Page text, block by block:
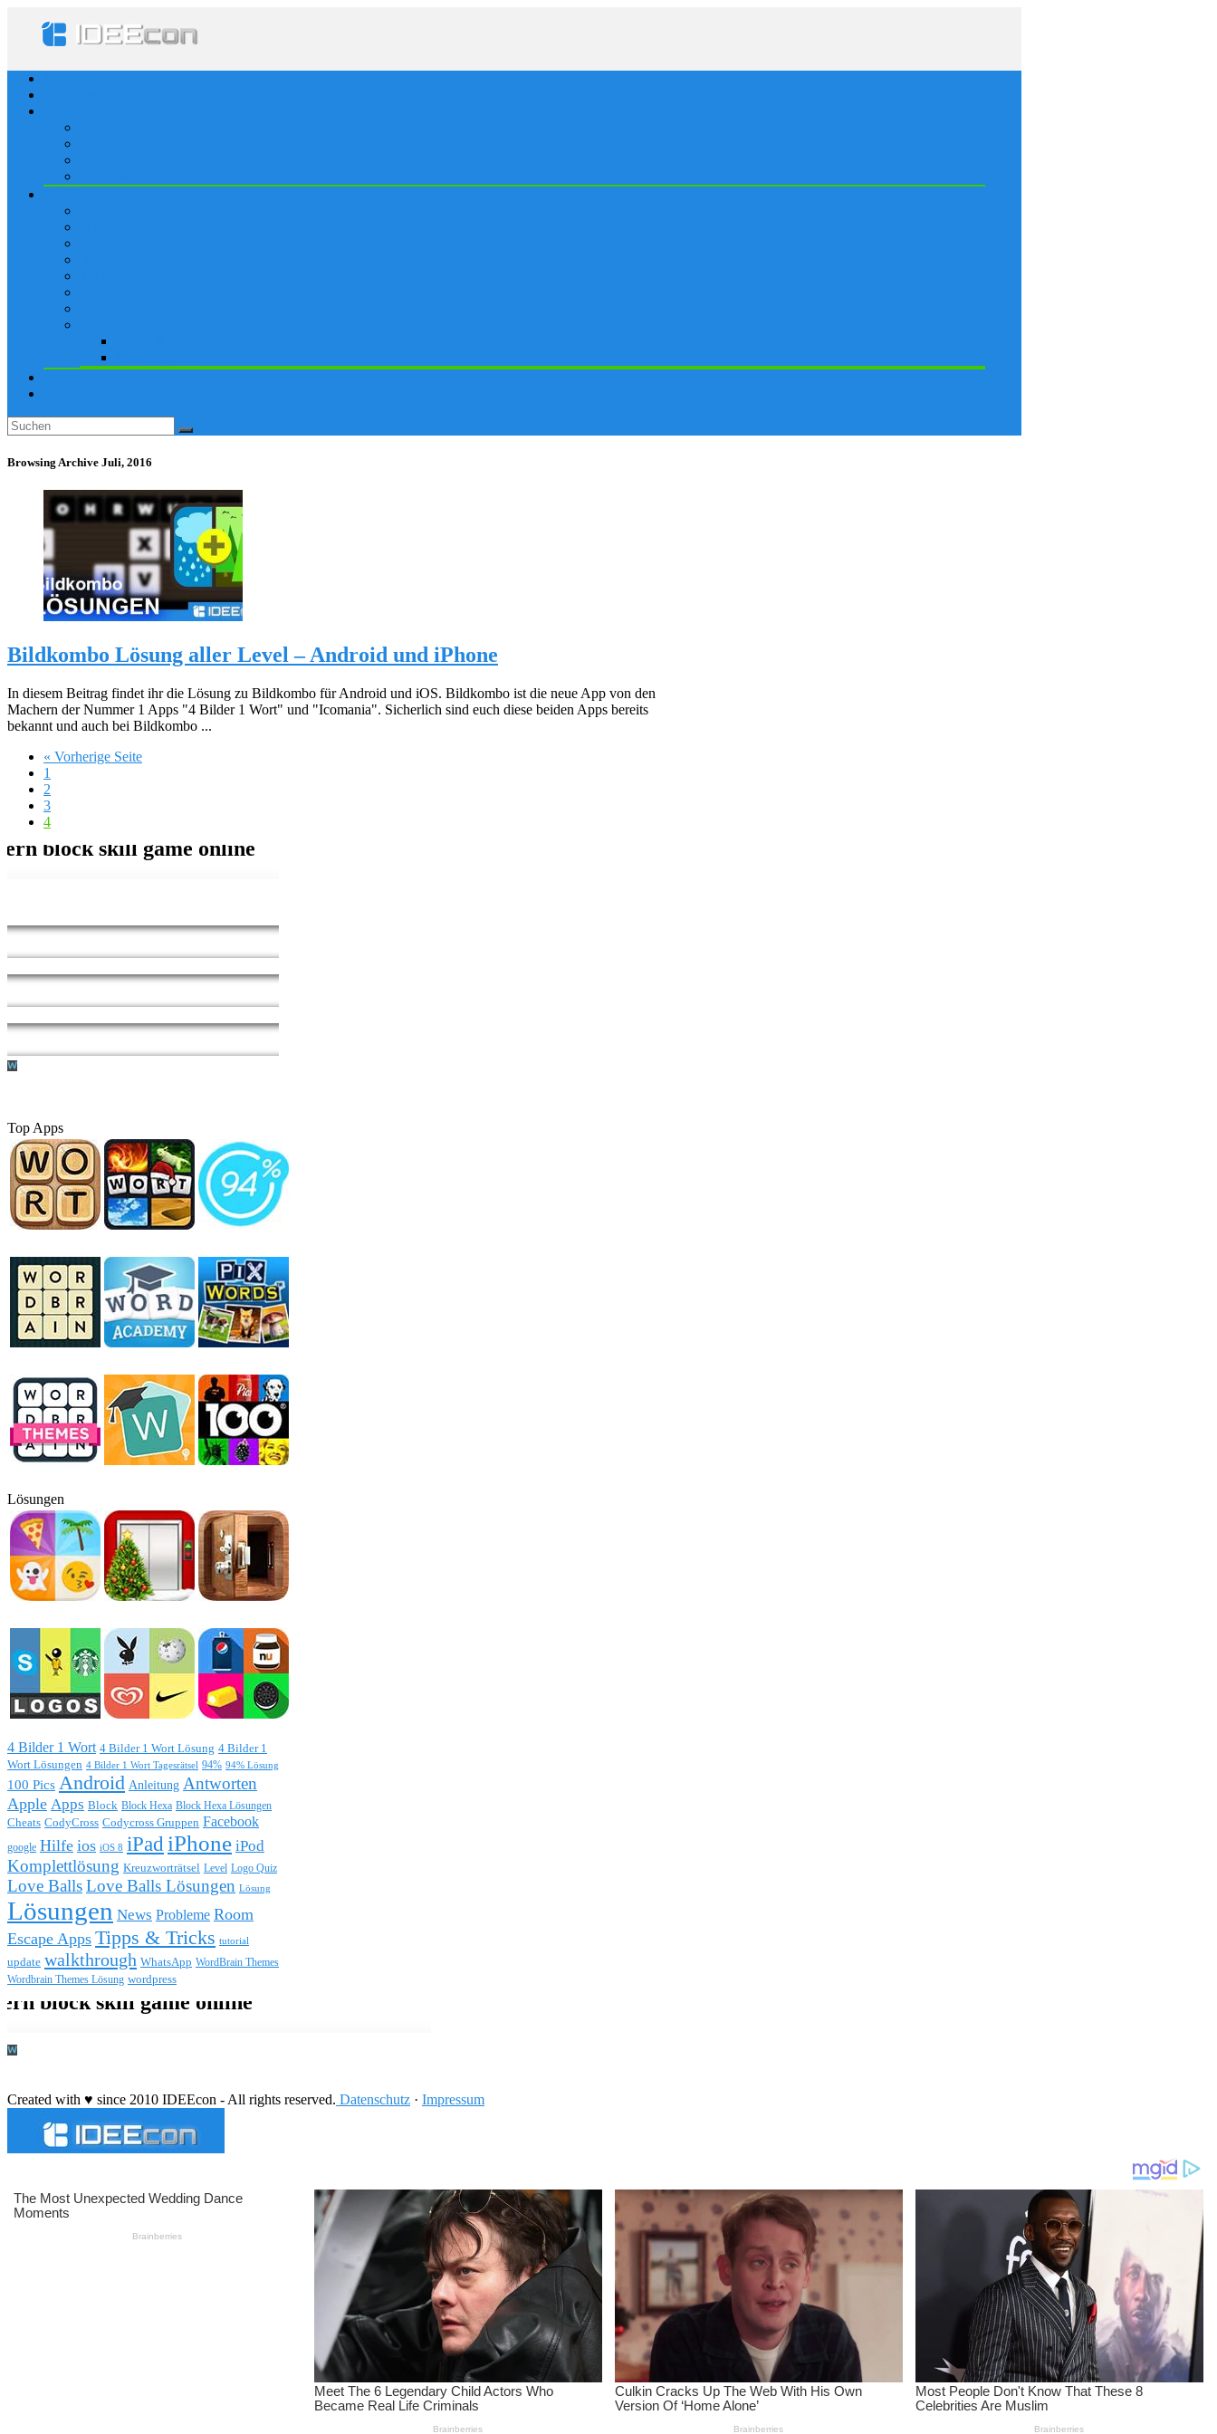
Browsing Archive Juli, 2016
Bildkombo Lösung aller Level – Android und iPhone
In diesem Beitrag findet ihr die Lösung zu Bildkombo für Android und iOS. Bildkombo ist die neue App von den
Machern der Nummer 1 Apps "4 Bilder 1 Wort" und "Icomania". Sicherlich sind euch diese beiden Apps bereits
bekannt und auch bei Bildkombo ...
« Vorherige Seite
1
2
3
4
Top Apps
Lösungen
4 Bilder 1 Wort 4 Bilder 1 Wort Lösung 4 Bilder 1
Wort Lösungen 4 Bilder 1 Wort Tagesrätsel 94% 94% Lösung
100 Pics Android Anleitung Antworten
Apple Apps Block Block Hexa Block Hexa Lösungen
Cheats CodyCross Codycross Gruppen Facebook
google Hilfe ios iOS 8 iPad iPhone iPod
Komplettlösung Kreuzworträtsel Level Logo Quiz
Love BallsLove Balls Lösungen Lösung
Lösungen News Probleme Room
Escape Apps Tipps & Tricks tutorial
update walkthrough WhatsApp WordBrain Themes
Wordbrain Themes Lösung wordpress
Created with ♥ since 2010 IDEEcon - All rights reserved. Datenschutz · Impressum